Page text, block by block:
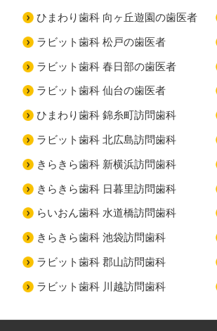
ひまわり歯科 向ヶ丘遊園の歯医者
ラビット歯科 松戸の歯医者
ラビット歯科 春日部の歯医者
ラビット歯科 仙台の歯医者
ひまわり歯科 錦糸町訪問歯科
ラビット歯科 北広島訪問歯科
きらきら歯科 新横浜訪問歯科
きらきら歯科 日暮里訪問歯科
らいおん歯科 水道橋訪問歯科
きらきら歯科 池袋訪問歯科
ラビット歯科 郡山訪問歯科
ラビット歯科 川越訪問歯科